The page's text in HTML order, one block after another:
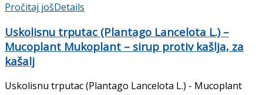
Pročitaj jošDetails
Uskolisnu trputac (Plantago Lancelota L.) –
Mucoplant Mukoplant – sirup protiv kašlja, za
kašalj
Uskolisnu trputac (Plantago Lancelota L.) - Mucoplant